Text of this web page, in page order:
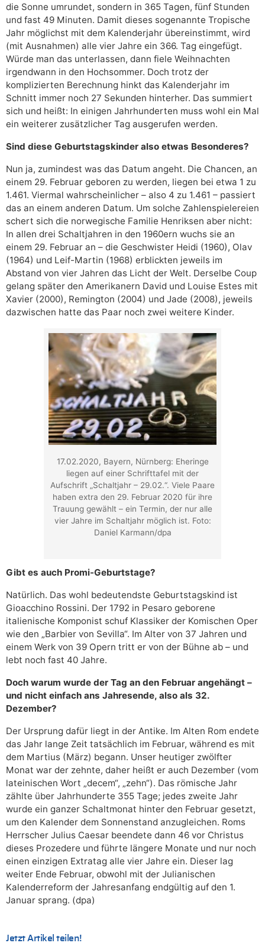
die Sonne umrundet, sondern in 365 Tagen, fünf Stunden
und fast 49 Minuten. Damit dieses sogenannte Tropische
Jahr möglichst mit dem Kalenderjahr übereinstimmt, wird
(mit Ausnahmen) alle vier Jahre ein 366. Tag eingefügt.
Würde man das unterlassen, dann fiele Weihnachten
irgendwann in den Hochsommer. Doch trotz der
komplizierten Berechnung hinkt das Kalenderjahr im
Schnitt immer noch 27 Sekunden hinterher. Das summiert
sich und heißt: In einigen Jahrhunderten muss wohl ein Mal
ein weiterer zusätzlicher Tag ausgerufen werden.
Sind diese Geburtstagskinder also etwas Besonderes?
Nun ja, zumindest was das Datum angeht. Die Chancen, an
einem 29. Februar geboren zu werden, liegen bei etwa 1 zu
1.461. Viermal wahrscheinlicher – also 4 zu 1.461 – passiert
das an einem anderen Datum. Um solche Zahlenspielereien
schert sich die norwegische Familie Henriksen aber nicht:
In allen drei Schaltjahren in den 1960ern wuchs sie an
einem 29. Februar an – die Geschwister Heidi (1960), Olav
(1964) und Leif-Martin (1968) erblickten jeweils im
Abstand von vier Jahren das Licht der Welt. Derselbe Coup
gelang später den Amerikanern David und Louise Estes mit
Xavier (2000), Remington (2004) und Jade (2008), jeweils
dazwischen hatte das Paar noch zwei weitere Kinder.
17.02.2020, Bayern, Nürnberg: Eheringe
liegen auf einer Schrifttafel mit der
Aufschrift „Schaltjahr – 29.02.“. Viele Paare
haben extra den 29. Februar 2020 für ihre
Trauung gewählt – ein Termin, der nur alle
vier Jahre im Schaltjahr möglich ist. Foto:
Daniel Karmann/dpa
Gibt es auch Promi-Geburtstage?
Natürlich. Das wohl bedeutendste Geburtstagskind ist
Gioacchino Rossini. Der 1792 in Pesaro geborene
italienische Komponist schuf Klassiker der Komischen Oper
wie den „Barbier von Sevilla“. Im Alter von 37 Jahren und
einem Werk von 39 Opern tritt er von der Bühne ab – und
lebt noch fast 40 Jahre.
Doch warum wurde der Tag an den Februar angehängt –
und nicht einfach ans Jahresende, also als 32.
Dezember?
Der Ursprung dafür liegt in der Antike. Im Alten Rom endete
das Jahr lange Zeit tatsächlich im Februar, während es mit
dem Martius (März) begann. Unser heutiger zwölfter
Monat war der zehnte, daher heißt er auch Dezember (vom
lateinischen Wort „decem“, „zehn“). Das römische Jahr
zählte über Jahrhunderte 355 Tage; jedes zweite Jahr
wurde ein ganzer Schaltmonat hinter den Februar gesetzt,
um den Kalender dem Sonnenstand anzugleichen. Roms
Herrscher Julius Caesar beendete dann 46 vor Christus
dieses Prozedere und führte längere Monate und nur noch
einen einzigen Extratag alle vier Jahre ein. Dieser lag
weiter Ende Februar, obwohl mit der Julianischen
Kalenderreform der Jahresanfang endgültig auf den 1.
Januar sprang. (dpa)
Jetzt Artikel teilen!